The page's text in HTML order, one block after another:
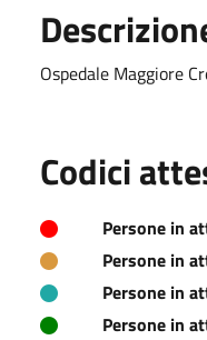
Ospedale Maggiore
Codici
Persone in
Persone in
Persone in
Persone in